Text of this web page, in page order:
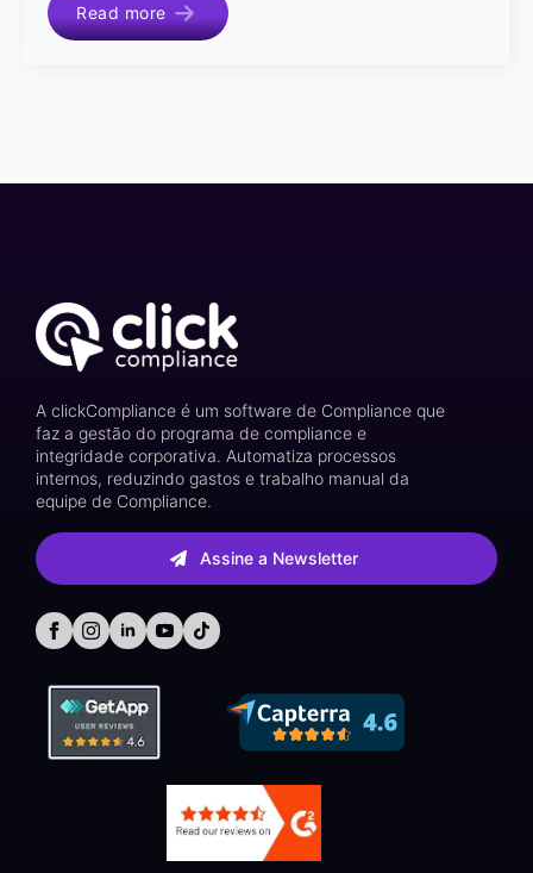
Read more
A clickCompliance é um software de Compliance que
faz a gestão do programa de compliance e
integridade corporativa. Automatiza processos
internos, reduzindo gastos e trabalho manual da
equipe de Compliance.
Assine a Newsletter